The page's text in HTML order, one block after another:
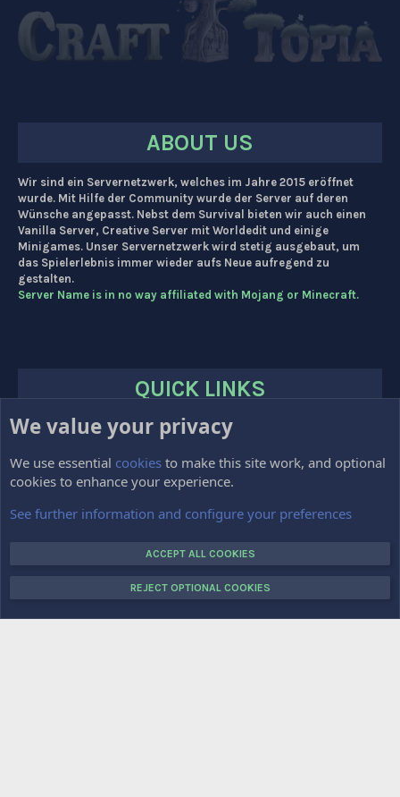
ABOUT US
Wir sind ein Servernetzwerk, welches im Jahre 2015 eröffnet
wurde. Mit Hilfe der Community wurde der Server auf deren
Wünsche angepasst. Nebst dem Survival bieten wir auch einen
Vanilla Server, Creative Server mit Worldedit und einige
Minigames. Unser Servernetzwerk wird stetig ausgebaut, um
das Spielerlebnis immer wieder aufs Neue aufregend zu
gestalten.
Server Name is in no way affiliated with Mojang or Minecraft.
QUICK LINKS
HOME
FORUMS
Impressum
Kontakt
COPYRIGHT © 2015-2025 CRAFTTOPIA.DE. ALL RIGHTS RESERVED.
We value your privacy
We use essential cookies to make this site work, and optional
cookies to enhance your experience.
See further information and configure your preferences
ACCEPT ALL COOKIES
REJECT OPTIONAL COOKIES